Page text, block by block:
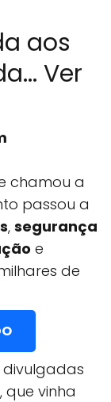
aos
Ver
chamou a
passou a
, segurança
e
de
vinha